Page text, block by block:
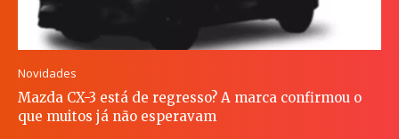
Novidades
Mazda CX-3 está de regresso? A marca confirmou o
que muitos já não esperavam